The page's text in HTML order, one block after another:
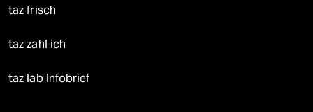
taz frisch
taz zahl ich
taz lab Infobrief